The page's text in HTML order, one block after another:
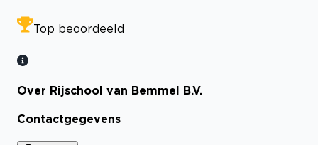
Top beoordeeld
Over Rijschool van Bemmel B.V.
Contactgegevens